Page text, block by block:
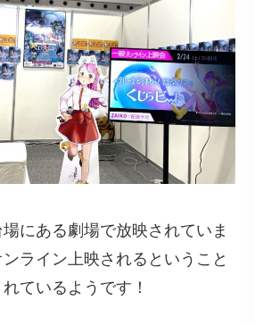
にある劇場で放映されていま
ライン上映されるということ
ているようです！